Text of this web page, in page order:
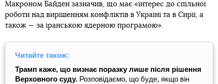
Макроном Байден зазначив, що має «інтерес до спільної
роботи над вирішенням конфліктів в Україні та в Сирії, а
також — за іранською ядерною програмою».
Читайте також:
Трамп каже, що визнає поразку лише після рішення
Верховного суду. Розповідаємо, що буде, якщо він